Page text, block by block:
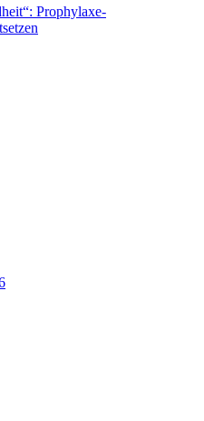
Prophylaxe-